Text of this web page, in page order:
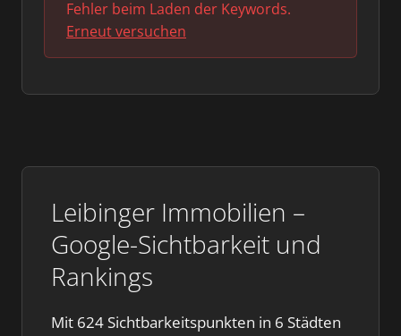
Leibinger Immobilien –
Google-Sichtbarkeit und
Rankings
Mit 624 Sichtbarkeitspunkten in 6 Städten
Fehler beim Laden der Keywords.
Erneut versuchen